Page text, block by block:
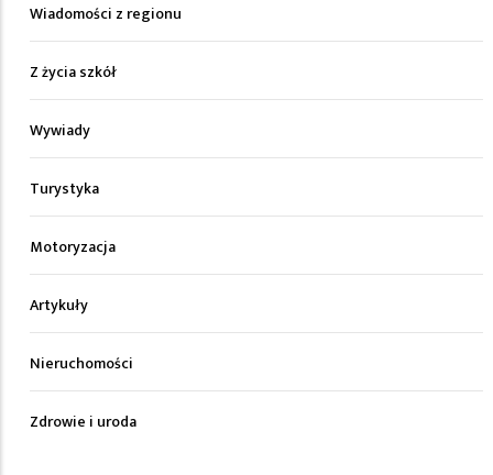
Wiadomości z regionu
Z życia szkół
Wywiady
Turystyka
Motoryzacja
Artykuły
Nieruchomości
Zdrowie i uroda